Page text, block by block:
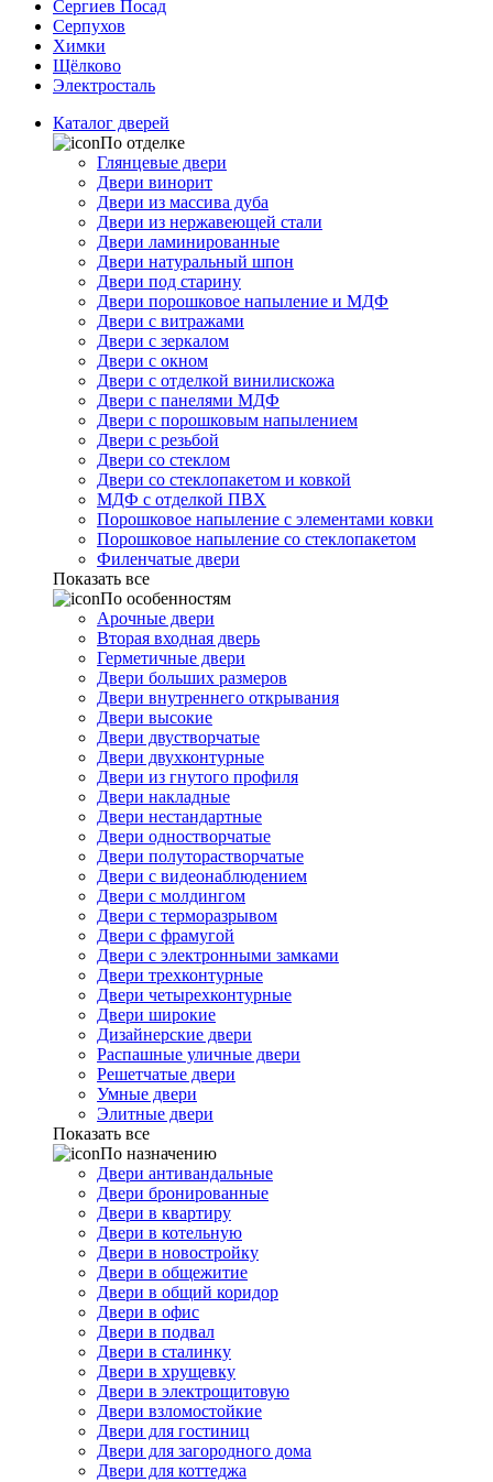
Сергиев Посад
Серпухов
Химки
Щёлково
Электросталь
Каталог дверей
По отделке
Глянцевые двери
Двери винорит
Двери из массива дуба
Двери из нержавеющей стали
Двери ламинированные
Двери натуральный шпон
Двери под старину
Двери порошковое напыление и МДФ
Двери с витражами
Двери с зеркалом
Двери с окном
Двери с отделкой винилискожа
Двери с панелями МДФ
Двери с порошковым напылением
Двери с резьбой
Двери со стеклом
Двери со стеклопакетом и ковкой
МДФ с отделкой ПВХ
Порошковое напыление с элементами ковки
Порошковое напыление со стеклопакетом
Филенчатые двери
Показать все
По особенностям
Арочные двери
Вторая входная дверь
Герметичные двери
Двери больших размеров
Двери внутреннего открывания
Двери высокие
Двери двустворчатые
Двери двухконтурные
Двери из гнутого профиля
Двери накладные
Двери нестандартные
Двери одностворчатые
Двери полуторастворчатые
Двери с видеонаблюдением
Двери с молдингом
Двери с терморазрывом
Двери с фрамугой
Двери с электронными замками
Двери трехконтурные
Двери четырехконтурные
Двери широкие
Дизайнерские двери
Распашные уличные двери
Решетчатые двери
Умные двери
Элитные двери
Показать все
По назначению
Двери антивандальные
Двери бронированные
Двери в квартиру
Двери в котельную
Двери в новостройку
Двери в общежитие
Двери в общий коридор
Двери в офис
Двери в подвал
Двери в сталинку
Двери в хрущевку
Двери в электрощитовую
Двери взломостойкие
Двери для гостиниц
Двери для загородного дома
Двери для коттеджа